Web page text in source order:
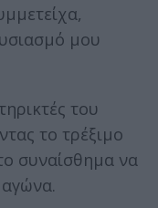
μου
του
το τρέξιμο
συναίσθημα να
αγώνα.